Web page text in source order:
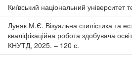
Київський національний університет
Луняк М.Є. Візуальна стилістика та
кваліфікаційна робота здобувача
КНУТД, 2025. – 120 с.